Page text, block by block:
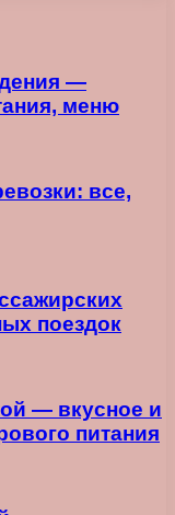
—
меню
все,
поездок
— вкусное и
питания